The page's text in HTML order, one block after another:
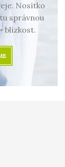
Nosítko
správnou
blízkost.